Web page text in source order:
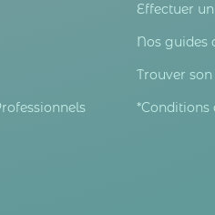
Effectuer
Nos guides
Trouver
*Conditions